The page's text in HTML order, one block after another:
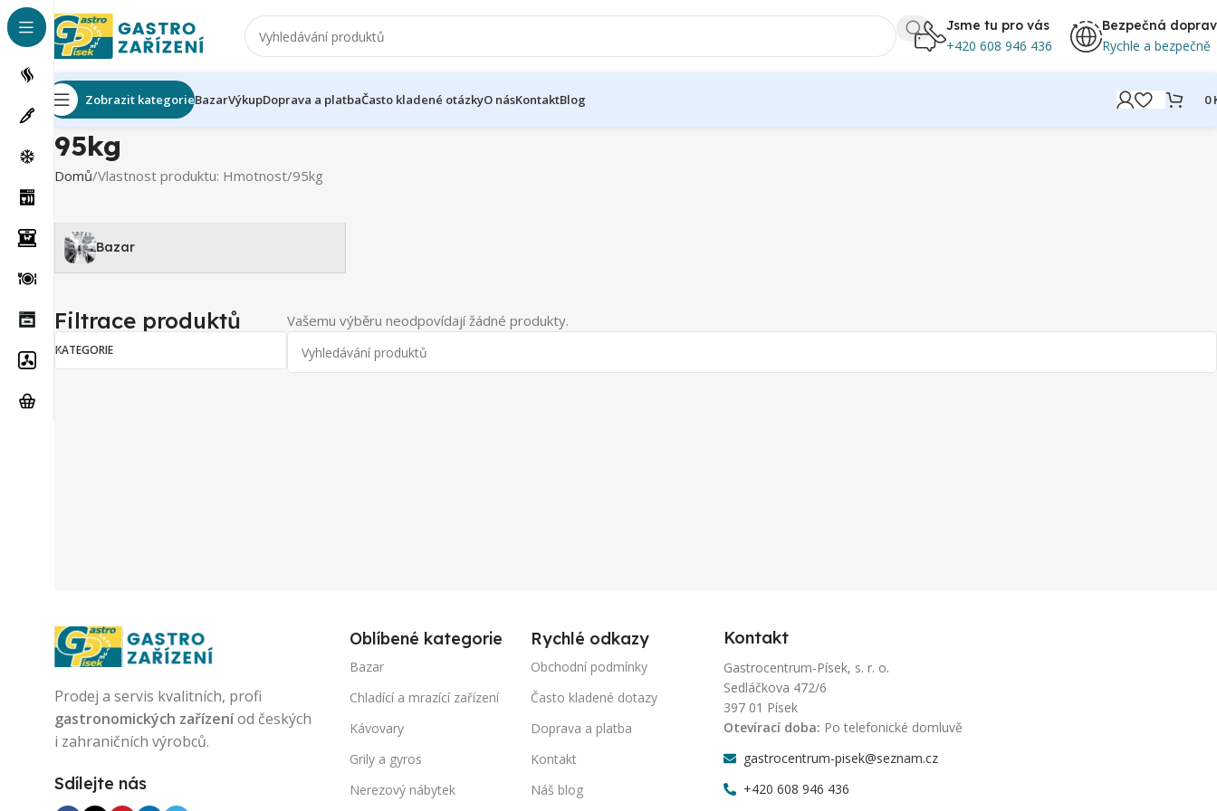
Jsme tu pro vás
+420 608 946 436
Bezpečná
Rychle a bezpečně
Zobrazit kategorieBazarVýkupDoprava a platbaČasto kladené otázkyO násKontaktBlog 0
95kg
Domů Vlastnost produktu: Hmotnost 95kg
Bazar
Filtrace produktů
KATEGORIE
Vašemu výběru neodpovídají žádné produkty.
Prodej a servis kvalitních, profi
gastronomických zařízeníod českých
i zahraničních výrobců.
Sdílejte nás
Oblíbené kategorie
Bazar
Chladící a mrazící zařízení
Kávovary
Grily a gyros
Nerezový nábytek
Rychlé odkazy
Obchodní podmínky
Často kladené dotazy
Doprava a platba
Kontakt
Náš blog
Kontakt
Gastrocentrum-Písek, s. r. o.
Sedláčkova 472/6
397 01 Písek
Otevírací doba: Po telefonické domluvě
gastrocentrum-pisek@seznam.cz
+420 608 946 436